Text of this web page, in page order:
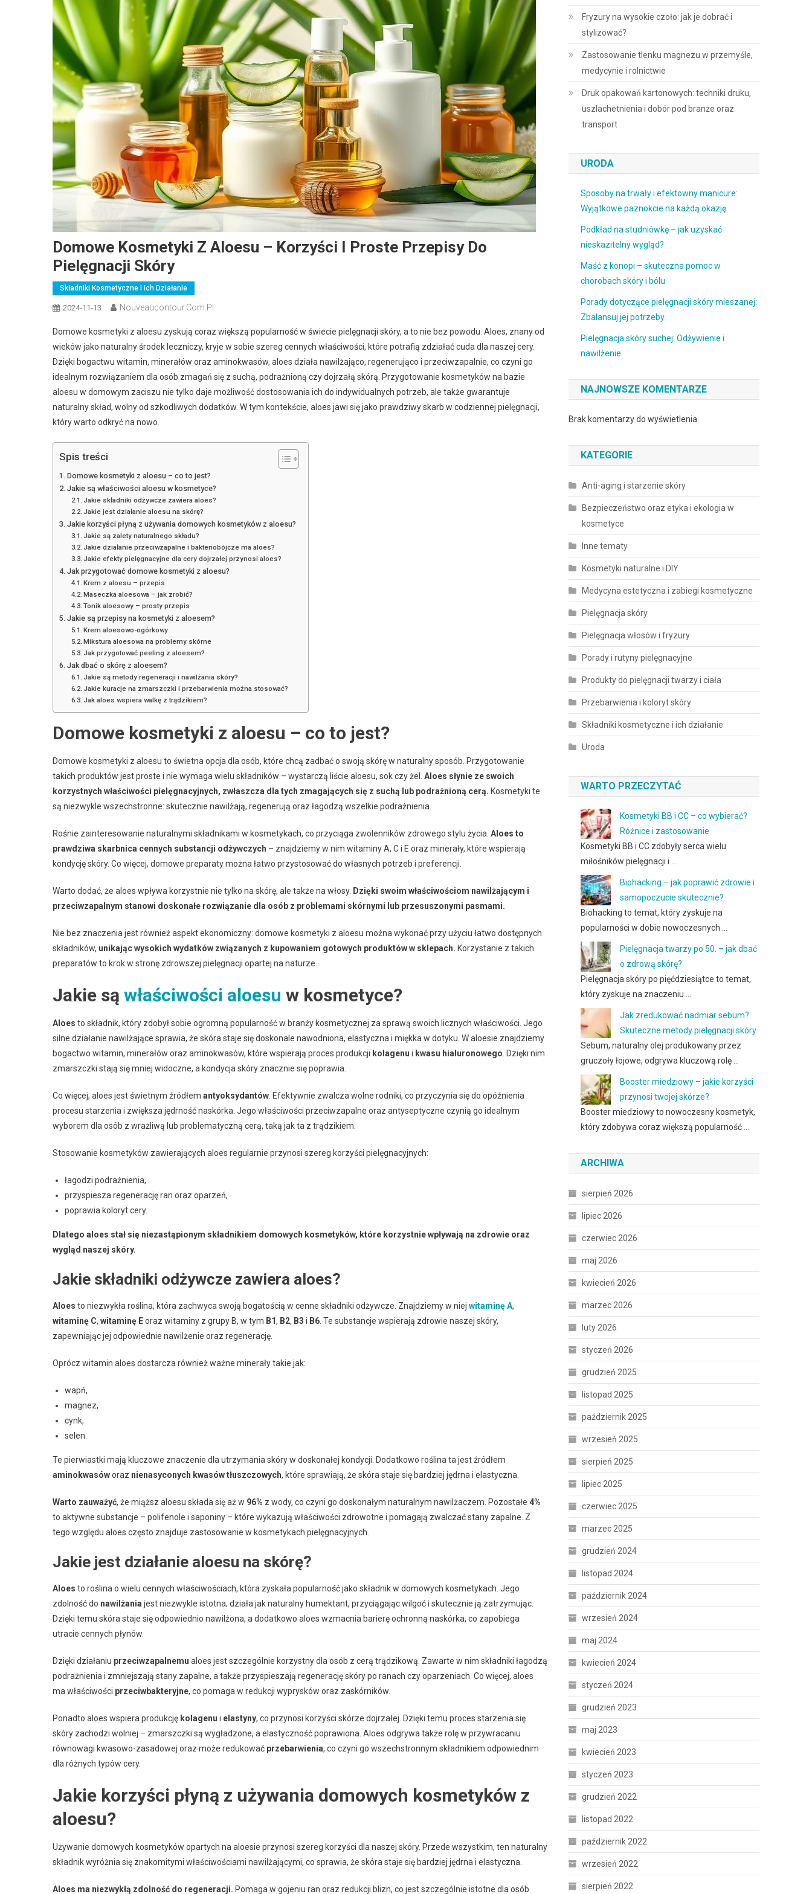
Domowe Kosmetyki Z Aloesu – Korzyści I Proste Przepisy Do
Pielęgnacji Skóry
Składniki Kosmetyczne I Ich Działanie
2024-11-13 Nouveaucontour.com.pl
Domowe kosmetyki z aloesu zyskują coraz większą popularność w świecie pielęgnacji skóry, a to nie bez powodu. Aloes, znany od
wieków jako naturalny środek leczniczy, kryje w sobie szereg cennych właściwości, które potrafią zdziałać cuda dla naszej cery.
Dzięki bogactwu witamin, minerałów oraz aminokwasów, aloes działa nawilżająco, regenerująco i przeciwzapalnie, co czyni go
idealnym rozwiązaniem dla osób zmagań się z suchą, podrażnioną czy dojrzałą skórą. Przygotowanie kosmetyków na bazie
aloesu w domowym zaciszu nie tylko daje możliwość dostosowania ich do indywidualnych potrzeb, ale także gwarantuje
naturalny skład, wolny od szkodliwych dodatków. W tym kontekście, aloes jawi się jako prawdziwy skarb w codziennej pielęgnacji,
który warto odkryć na nowo.
Spis treści
Domowe kosmetyki z aloesu – co to jest?
Jakie są właściwości aloesu w kosmetyce?
Jakie składniki odżywcze zawiera aloes?
Jakie jest działanie aloesu na skórę?
Jakie korzyści płyną z używania domowych kosmetyków z aloesu?
Jakie są zalety naturalnego składu?
Jakie działanie przeciwzapalne i bakteriobójcze ma aloes?
Jakie efekty pielęgnacyjne dla cery dojrzałej przynosi aloes?
Jak przygotować domowe kosmetyki z aloesu?
Krem z aloesu – przepis
Maseczka aloesowa – jak zrobić?
Tonik aloesowy – prosty przepis
Jakie są przepisy na kosmetyki z aloesem?
Krem aloesowo-ogórkowy
Mikstura aloesowa na problemy skórne
Jak przygotować peeling z aloesem?
Jak dbać o skórę z aloesem?
Jakie są metody regeneracji i nawilżania skóry?
Jakie kuracje na zmarszczki i przebarwienia można stosować?
Jak aloes wspiera walkę z trądzikiem?
Domowe kosmetyki z aloesu – co to jest?
Domowe kosmetyki z aloesu to świetna opcja dla osób, które chcą zadbać o swoją skórę w naturalny sposób. Przygotowanie
takich produktów jest proste i nie wymaga wielu składników – wystarczą liście aloesu, sok czy żel. Aloes słynie ze swoich
korzystnych właściwości pielęgnacyjnych, zwłaszcza dla tych zmagających się z suchą lub podrażnioną cerą. Kosmetyki te
są niezwykle wszechstronne: skutecznie nawilżają, regenerują oraz łagodzą wszelkie podrażnienia.
Rośnie zainteresowanie naturalnymi składnikami w kosmetykach, co przyciąga zwolenników zdrowego stylu życia. Aloes to
prawdziwa skarbnica cennych substancji odżywczych – znajdziemy w nim witaminy A, C i E oraz minerały, które wspierają
kondycję skóry. Co więcej, domowe preparaty można łatwo przystosować do własnych potrzeb i preferencji.
Warto dodać, że aloes wpływa korzystnie nie tylko na skórę, ale także na włosy. Dzięki swoim właściwościom nawilżającym i
przeciwzapalnym stanowi doskonałe rozwiązanie dla osób z problemami skórnymi lub przesuszonymi pasmami.
Nie bez znaczenia jest również aspekt ekonomiczny: domowe kosmetyki z aloesu można wykonać przy użyciu łatwo dostępnych
składników, unikając wysokich wydatków związanych z kupowaniem gotowych produktów w sklepach. Korzystanie z takich
preparatów to krok w stronę zdrowszej pielęgnacji opartej na naturze.
Jakie są właściwości aloesu w kosmetyce?
Aloes to składnik, który zdobył sobie ogromną popularność w branży kosmetycznej za sprawą swoich licznych właściwości. Jego
silne działanie nawilżające sprawia, że skóra staje się doskonale nawodniona, elastyczna i miękka w dotyku. W aloesie znajdziemy
bogactwo witamin, minerałów oraz aminokwasów, które wspierają proces produkcji kolagenu i kwasu hialuronowego . Dzięki nim
zmarszczki stają się mniej widoczne, a kondycja skóry znacznie się poprawia.
Co więcej, aloes jest świetnym źródłem antyoksydantów . Efektywnie zwalcza wolne rodniki, co przyczynia się do opóźnienia
procesu starzenia i zwiększa jędrność naskórka. Jego właściwości przeciwzapalne oraz antyseptyczne czynią go idealnym
wyborem dla osób z wrażliwą lub problematyczną cerą, taką jak ta z trądzikiem.
Stosowanie kosmetyków zawierających aloes regularnie przynosi szereg korzyści pielęgnacyjnych:
łagodzi podrażnienia,
przyspiesza regenerację ran oraz oparzeń,
poprawia koloryt cery.
Dlatego aloes stał się niezastąpionym składnikiem domowych kosmetyków, które korzystnie wpływają na zdrowie oraz
wygląd naszej skóry.
Jakie składniki odżywcze zawiera aloes?
Aloes to niezwykła roślina, która zachwyca swoją bogatością w cenne składniki odżywcze. Znajdziemy w niej witaminę A,
witaminę C, witaminę Eoraz witaminy z grupy B, w tym B1, B2, B3 i B6 . Te substancje wspierają zdrowie naszej skóry,
zapewniając jej odpowiednie nawilżenie oraz regenerację.
Oprócz witamin aloes dostarcza również ważne minerały takie jak:
wapń,
magnez,
cynk,
selen.
Te pierwiastki mają kluczowe znaczenie dla utrzymania skóry w doskonałej kondycji. Dodatkowo roślina ta jest źródłem
aminokwasóworaz nienasyconych kwasów tłuszczowych, które sprawiają, że skóra staje się bardziej jędrna i elastyczna.
Warto zauważyć, że miąższ aloesu składa się aż w 96% z wody, co czyni go doskonałym naturalnym nawilżaczem. Pozostałe 4%
to aktywne substancje – polifenole i saponiny – które wykazują właściwości zdrowotne i pomagają zwalczać stany zapalne. Z
tego względu aloes często znajduje zastosowanie w kosmetykach pielęgnacyjnych.
Jakie jest działanie aloesu na skórę?
Aloes to roślina o wielu cennych właściwościach, która zyskała popularność jako składnik w domowych kosmetykach. Jego
zdolność do nawilżania jest niezwykle istotna; działa jak naturalny humektant, przyciągając wilgoć i skutecznie ją zatrzymując.
Dzięki temu skóra staje się odpowiednio nawilżona, a dodatkowo aloes wzmacnia barierę ochronną naskórka, co zapobiega
utracie cennych płynów.
Dzięki działaniu przeciwzapalnemu aloes jest szczególnie korzystny dla osób z cerą trądzikową. Zawarte w nim składniki łagodzą
podrażnienia i zmniejszają stany zapalne, a także przyspieszają regenerację skóry po ranach czy oparzeniach. Co więcej, aloes
ma właściwości przeciwbakteryjne, co pomaga w redukcji wyprysków oraz zaskórników.
Ponadto aloes wspiera produkcję kolagenu i elastyny, co przynosi korzyści skórze dojrzałej. Dzięki temu proces starzenia się
skóry zachodzi wolniej – zmarszczki są wygładzone, a elastyczność poprawiona. Aloes odgrywa także rolę w przywracaniu
równowagi kwasowo-zasadowej oraz może redukować przebarwienia, co czyni go wszechstronnym składnikiem odpowiednim
dla różnych typów cery.
Jakie korzyści płyną z używania domowych kosmetyków z
aloesu?
Używanie domowych kosmetyków opartych na aloesie przynosi szereg korzyści dla naszej skóry. Przede wszystkim, ten naturalny
składnik wyróżnia się znakomitymi właściwościami nawilżającymi, co sprawia, że skóra staje się bardziej jędrna i elastyczna.
Aloes ma niezwykłą zdolność do regeneracji. Pomaga w gojeniu ran oraz redukcji blizn, co jest szczególnie istotne dla osób
Fryzury na wysokie czoło: jak je dobrać i
stylizować?
Zastosowanie tlenku magnezu w przemyśle,
medycynie i rolnictwie
Druk opakowań kartonowych: techniki druku,
uszlachetnienia i dobór pod branże oraz
transport
URODA
Sposoby na trwały i efektowny manicure:
Wyjątkowe paznokcie na każdą okazję
Podkład na studniówkę – jak uzyskać
nieskazitelny wygląd?
Maść z konopi – skuteczna pomoc w
chorobach skóry i bólu
Porady dotyczące pielęgnacji skóry mieszanej:
Zbalansuj jej potrzeby
Pielęgnacja skóry suchej: Odżywienie i
nawilżenie
NAJNOWSZE KOMENTARZE
Brak komentarzy do wyświetlenia.
KATEGORIE
Anti-aging i starzenie skóry
Bezpieczeństwo oraz etyka i ekologia w
kosmetyce
Inne tematy
Kosmetyki naturalne i DIY
Medycyna estetyczna i zabiegi kosmetyczne
Pielęgnacja skóry
Pielęgnacja włosów i fryzury
Porady i rutyny pielęgnacyjne
Produkty do pielęgnacji twarzy i ciała
Przebarwienia i koloryt skóry
Składniki kosmetyczne i ich działanie
Uroda
WARTO PRZECZYTAĆ
Kosmetyki BB i CC – co wybierać?
Różnice i zastosowanie
Kosmetyki BB i CC zdobyły serca wielu
miłośników pielęgnacji i …
Biohacking – jak poprawić zdrowie i
samopoczucie skutecznie?
Biohacking to temat, który zyskuje na
popularności w dobie nowoczesnych …
Pielęgnacja twarzy po 50. – jak dbać
o zdrową skórę?
Pielęgnacja skóry po pięćdziesiątce to temat,
który zyskuje na znaczeniu …
Jak zredukować nadmiar sebum?
Skuteczne metody pielęgnacji skóry
Sebum, naturalny olej produkowany przez
gruczoły łojowe, odgrywa kluczową rolę …
Booster miedziowy – jakie korzyści
przynosi twojej skórze?
Booster miedziowy to nowoczesny kosmetyk,
który zdobywa coraz większą popularność …
ARCHIWA
sierpień 2026
lipiec 2026
czerwiec 2026
maj 2026
kwiecień 2026
marzec 2026
luty 2026
styczeń 2026
grudzień 2025
listopad 2025
październik 2025
wrzesień 2025
sierpień 2025
lipiec 2025
czerwiec 2025
marzec 2025
grudzień 2024
listopad 2024
październik 2024
wrzesień 2024
maj 2024
kwiecień 2024
styczeń 2024
grudzień 2023
maj 2023
kwiecień 2023
styczeń 2023
grudzień 2022
listopad 2022
październik 2022
wrzesień 2022
sierpień 2022